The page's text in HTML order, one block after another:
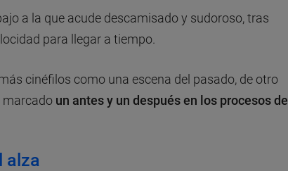
a la que acude descamisado y sudoroso, tras
para llegar a tiempo.
cinéfilos como una escena del pasado, de otro
marcado un antes y un después en los procesos de
alza